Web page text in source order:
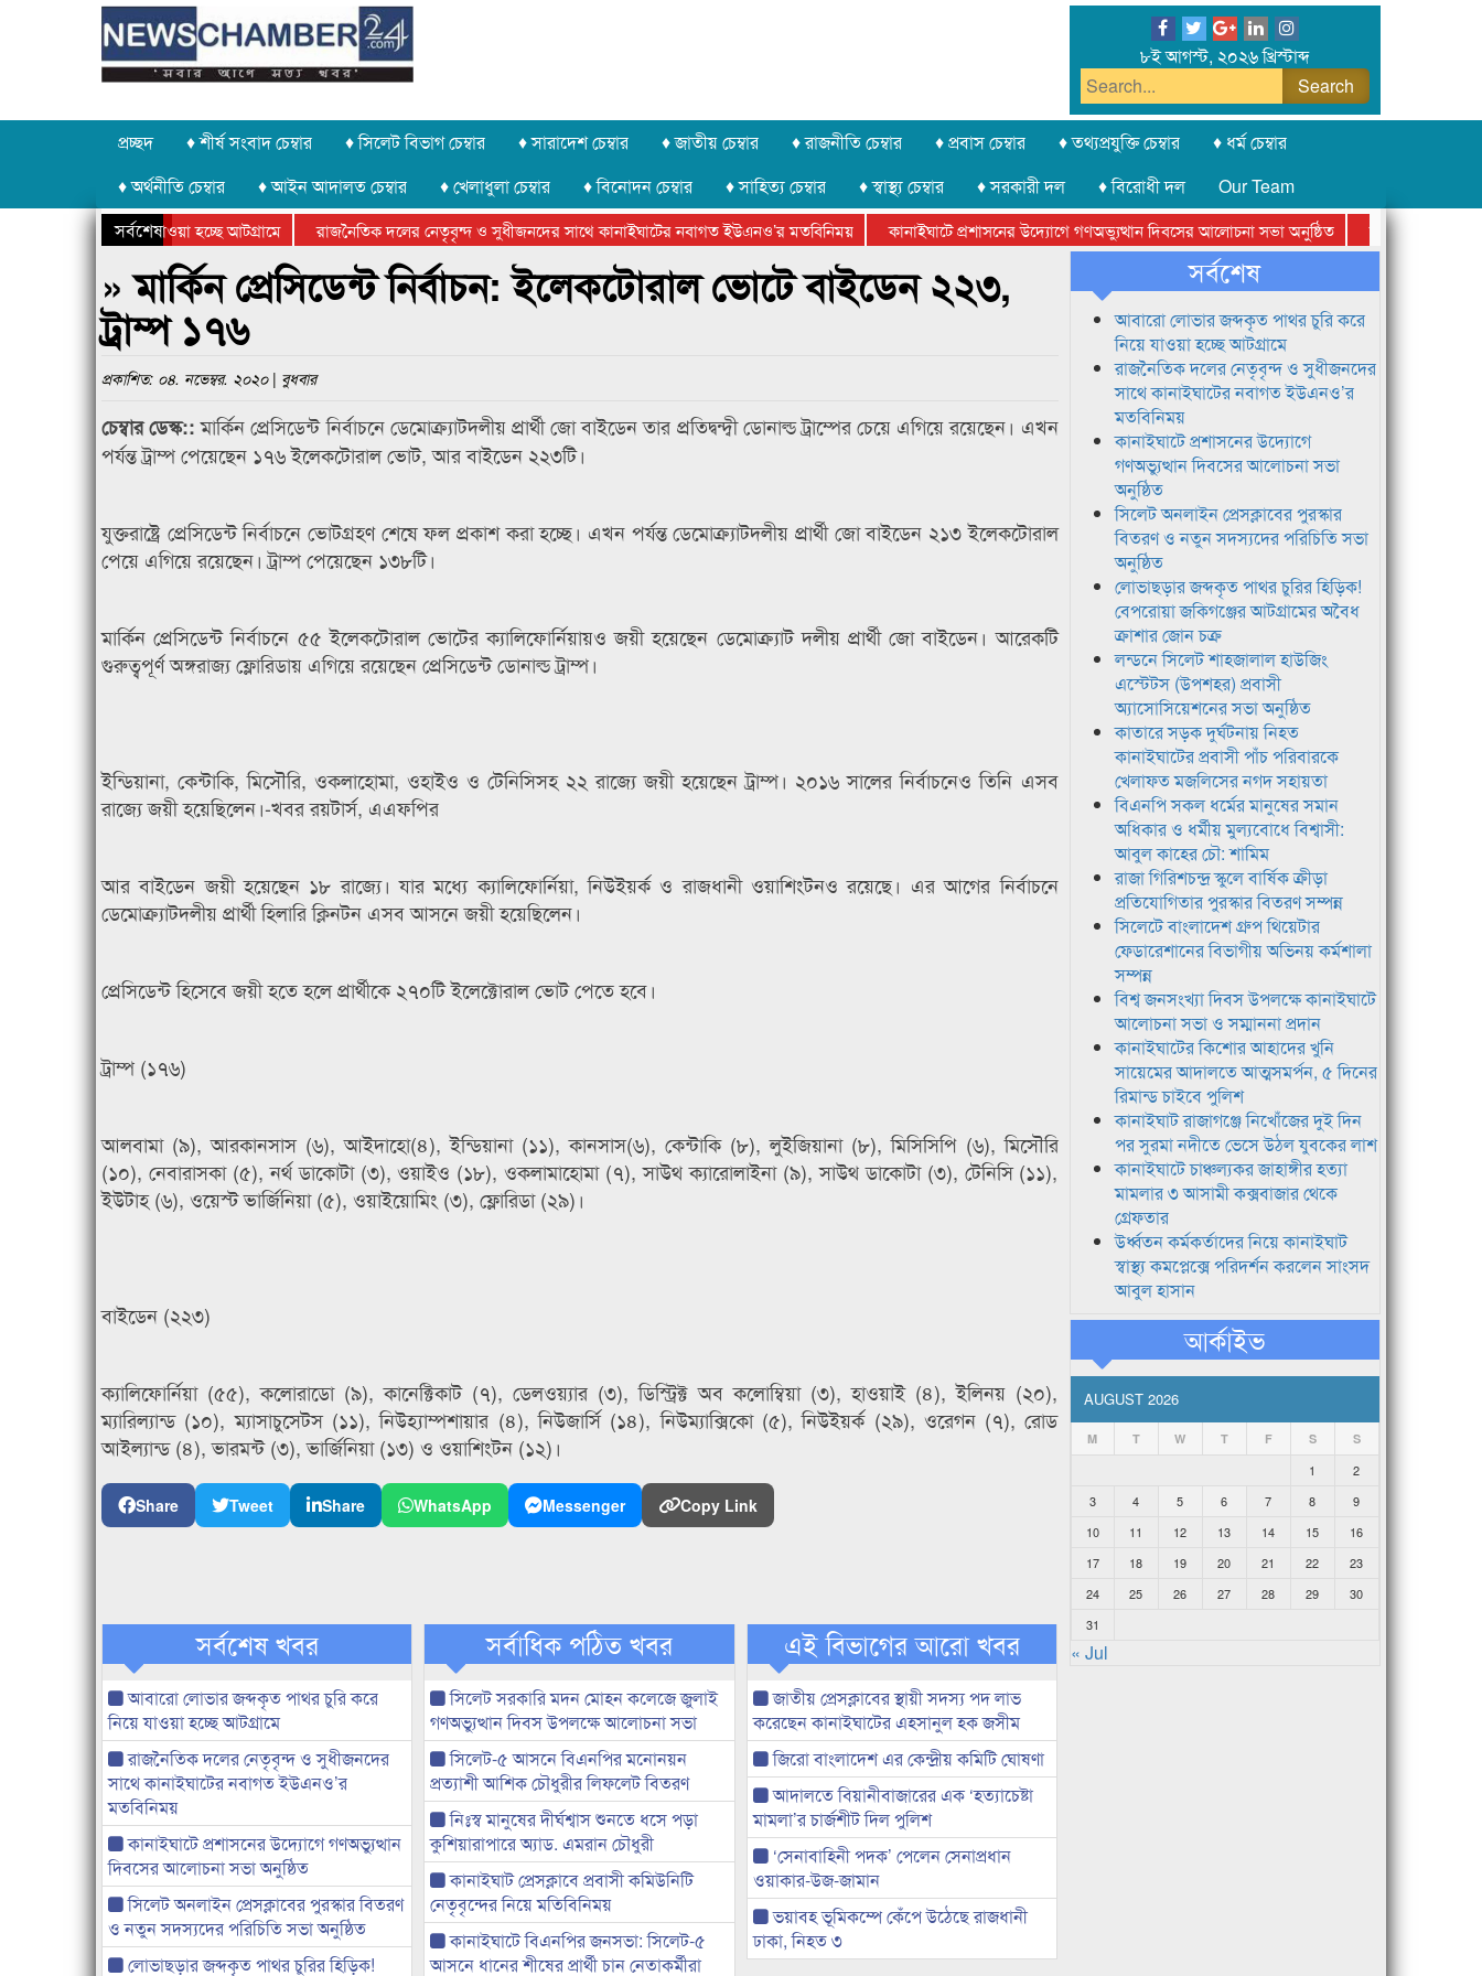
৮ই আগস্ট, ২০২৬ খ্রিস্টাব্দ
প্রচ্ছদ ♦ শীর্ষ সংবাদ চেম্বার ♦ সিলেট বিভাগ চেম্বার ♦ সারাদেশ চেম্বার ♦ জাতীয় চেম্বার ♦ রাজনীতি চেম্বার ♦ প্রবাস চেম্বার ♦ তথ্যপ্রযুক্তি চেম্বার
♦ ধর্ম চেম্বার
♦ অর্থনীতি চেম্বার
♦ আইন আদালত চেম্বার ♦ খেলাধুলা চেম্বার ♦ বিনোদন চেম্বার ♦ সাহিত্য চেম্বার ♦ স্বাস্থ্য চেম্বার ♦ সরকারী দল ♦ বিরোধী দল
Our Team
সর্বশেষ
চুরি করে নিয়ে যাওয়া হচ্ছে আটগ্রামে রাজনৈতিক দলের নেতৃবৃন্দ ও সুধীজনদের সাথে কানাইঘাটের নবাগত ইউএনও’র মতবিনিময় কানাইঘাটে প্রশাসনের উদ্যোগে গণঅভ্যুত্থান দিবসের আলোচনা সভা অনুষ্ঠিত
সিলেট অনলাইন
ক্রীড়া প্রতিযোগিতার পুরস্কার বিতরণ সম্পন্ন
সিলেটে বাংলাদেশ গ্রুপ থিয়েটার ফেডারেশানের বিভাগীয় অভিনয় কর্মশালা সম্পন্ন
» মার্কিন প্রেসিডেন্ট নির্বাচন: ইলেকটোরাল ভোটে বাইডেন ২২৩,
ট্রাম্প ১৭৬
প্রকাশিত: ০৪. নভেম্বর. ২০২০ | বুধবার
চেম্বার ডেস্ক::মার্কিন প্রেসিডেন্ট নির্বাচনে ডেমোক্র্যাটদলীয় প্রার্থী জো বাইডেন তার প্রতিদ্বন্দ্বী ডোনাল্ড ট্রাম্পের চেয়ে এগিয়ে রয়েছেন। এখন
পর্যন্ত ট্রাম্প পেয়েছেন ১৭৬ ইলেকটোরাল ভোট, আর বাইডেন ২২৩টি।
যুক্তরাষ্ট্রে প্রেসিডেন্ট নির্বাচনে ভোটগ্রহণ শেষে ফল প্রকাশ করা হচ্ছে। এখন পর্যন্ত ডেমোক্র্যাটদলীয় প্রার্থী জো বাইডেন ২১৩ ইলেকটোরাল
পেয়ে এগিয়ে রয়েছেন। ট্রাম্প পেয়েছেন ১৩৮টি।
মার্কিন প্রেসিডেন্ট নির্বাচনে ৫৫ ইলেকটোরাল ভোটের ক্যালিফোর্নিয়ায়ও জয়ী হয়েছেন ডেমোক্র্যাট দলীয় প্রার্থী জো বাইডেন। আরেকটি
গুরুত্বপূর্ণ অঙ্গরাজ্য ফ্লোরিডায় এগিয়ে রয়েছেন প্রেসিডেন্ট ডোনাল্ড ট্রাম্প।
ইন্ডিয়ানা, কেন্টাকি, মিসৌরি, ওকলাহোমা, ওহাইও ও টেনিসিসহ ২২ রাজ্যে জয়ী হয়েছেন ট্রাম্প। ২০১৬ সালের নির্বাচনেও তিনি এসব
রাজ্যে জয়ী হয়েছিলেন।-খবর রয়টার্স, এএফপির
আর বাইডেন জয়ী হয়েছেন ১৮ রাজ্যে। যার মধ্যে ক্যালিফোর্নিয়া, নিউইয়র্ক ও রাজধানী ওয়াশিংটনও রয়েছে। এর আগের নির্বাচনে
ডেমোক্র্যাটদলীয় প্রার্থী হিলারি ক্লিনটন এসব আসনে জয়ী হয়েছিলেন।
প্রেসিডেন্ট হিসেবে জয়ী হতে হলে প্রার্থীকে ২৭০টি ইলেক্টোরাল ভোট পেতে হবে।
ট্রাম্প (১৭৬)
আলবামা (৯), আরকানসাস (৬), আইদাহো(৪), ইন্ডিয়ানা (১১), কানসাস(৬), কেন্টাকি (৮), লুইজিয়ানা (৮), মিসিসিপি (৬), মিসৌরি
(১০), নেবারাসকা (৫), নর্থ ডাকোটা (৩), ওয়াইও (১৮), ওকলামাহোমা (৭), সাউথ ক্যারোলাইনা (৯), সাউথ ডাকোটা (৩), টেনিসি (১১),
ইউটাহ (৬), ওয়েস্ট ভার্জিনিয়া (৫), ওয়াইয়োমিং (৩), ফ্লোরিডা (২৯)।
বাইডেন (২২৩)
ক্যালিফোর্নিয়া (৫৫), কলোরাডো (৯), কানেক্টিকাট (৭), ডেলওয়্যার (৩), ডিস্ট্রিক্ট অব কলোম্বিয়া (৩), হাওয়াই (৪), ইলিনয় (২০),
ম্যারিল্যান্ড (১০), ম্যাসাচুসেটস (১১), নিউহ্যাম্পশায়ার (৪), নিউজার্সি (১৪), নিউম্যাক্সিকো (৫), নিউইয়র্ক (২৯), ওরেগন (৭), রোড
আইল্যান্ড (৪), ভারমন্ট (৩), ভার্জিনিয়া (১৩) ও ওয়াশিংটন (১২)।
Share Tweet Share WhatsApp Messenger Copy Link
সর্বশেষ খবর
আবারো লোভার জব্দকৃত পাথর চুরি করে
নিয়ে যাওয়া হচ্ছে আটগ্রামে
রাজনৈতিক দলের নেতৃবৃন্দ ও সুধীজনদের
সাথে কানাইঘাটের নবাগত ইউএনও’র
মতবিনিময়
কানাইঘাটে প্রশাসনের উদ্যোগে গণঅভ্যুত্থান
দিবসের আলোচনা সভা অনুষ্ঠিত
সিলেট অনলাইন প্রেসক্লাবের পুরস্কার বিতরণ
ও নতুন সদস্যদের পরিচিতি সভা অনুষ্ঠিত
লোভাছড়ার জব্দকৃত পাথর চুরির হিড়িক!
সর্বাধিক পঠিত খবর
সিলেট সরকারি মদন মোহন কলেজে জুলাই
গণঅভ্যুত্থান দিবস উপলক্ষে আলোচনা সভা
সিলেট-৫ আসনে বিএনপির মনোনয়ন
প্রত্যাশী আশিক চৌধুরীর লিফলেট বিতরণ
নিঃস্ব মানুষের দীর্ঘশ্বাস শুনতে ধসে পড়া
কুশিয়ারাপারে অ্যাড. এমরান চৌধুরী
কানাইঘাট প্রেসক্লাবে প্রবাসী কমিউনিটি
নেতৃবৃন্দের নিয়ে মতিবিনিময়
কানাইঘাটে বিএনপির জনসভা: সিলেট-৫
আসনে ধানের শীষের প্রার্থী চান নেতাকর্মীরা
এই বিভাগের আরো খবর
জাতীয় প্রেসক্লাবের স্থায়ী সদস্য পদ লাভ
করেছেন কানাইঘাটের এহসানুল হক জসীম
জিরো বাংলাদেশ এর কেন্দ্রীয় কমিটি ঘোষণা
আদালতে বিয়ানীবাজারের এক ‘হত্যাচেষ্টা
মামলা’র চার্জশীট দিল পুলিশ
‘সেনাবাহিনী পদক’ পেলেন সেনাপ্রধান
ওয়াকার-উজ-জামান
ভয়াবহ ভূমিকম্পে কেঁপে উঠেছে রাজধানী
ঢাকা, নিহত ৩
সর্বশেষ
আবারো লোভার জব্দকৃত পাথর চুরি করে
নিয়ে যাওয়া হচ্ছে আটগ্রামে
রাজনৈতিক দলের নেতৃবৃন্দ ও সুধীজনদের
সাথে কানাইঘাটের নবাগত ইউএনও’র
মতবিনিময়
কানাইঘাটে প্রশাসনের উদ্যোগে
গণঅভ্যুত্থান দিবসের আলোচনা সভা
অনুষ্ঠিত
সিলেট অনলাইন প্রেসক্লাবের পুরস্কার
বিতরণ ও নতুন সদস্যদের পরিচিতি সভা
অনুষ্ঠিত
লোভাছড়ার জব্দকৃত পাথর চুরির হিড়িক!
বেপরোয়া জকিগঞ্জের আটগ্রামের অবৈধ
ক্রাশার জোন চক্র
লন্ডনে সিলেট শাহজালাল হাউজিং
এস্টেটস (উপশহর) প্রবাসী
অ্যাসোসিয়েশনের সভা অনুষ্ঠিত
কাতারে সড়ক দুর্ঘটনায় নিহত
কানাইঘাটের প্রবাসী পাঁচ পরিবারকে
খেলাফত মজলিসের নগদ সহায়তা
বিএনপি সকল ধর্মের মানুষের সমান
অধিকার ও ধর্মীয় মুল্যবোধে বিশ্বাসী:
আবুল কাহের চৌ: শামিম
রাজা গিরিশচন্দ্র স্কুলে বার্ষিক ক্রীড়া
প্রতিযোগিতার পুরস্কার বিতরণ সম্পন্ন
সিলেটে বাংলাদেশ গ্রুপ থিয়েটার
ফেডারেশানের বিভাগীয় অভিনয় কর্মশালা
সম্পন্ন
বিশ্ব জনসংখ্যা দিবস উপলক্ষে কানাইঘাটে
আলোচনা সভা ও সম্মাননা প্রদান
কানাইঘাটের কিশোর আহাদের খুনি
সায়েমের আদালতে আত্মসমর্পন, ৫ দিনের
রিমান্ড চাইবে পুলিশ
কানাইঘাট রাজাগঞ্জে নিখোঁজের দুই দিন
পর সুরমা নদীতে ভেসে উঠল যুবকের লাশ
কানাইঘাটে চাঞ্চল্যকর জাহাঙ্গীর হত্যা
মামলার ৩ আসামী কক্সবাজার থেকে
গ্রেফতার
উর্ধ্বতন কর্মকর্তাদের নিয়ে কানাইঘাট
স্বাস্থ্য কমপ্লেক্সে পরিদর্শন করলেন সাংসদ
আবুল হাসান
আর্কাইভ
AUGUST 2026
M T W T F S S
1
2
3
4 5 6 7 8
9
10
11 12 13 14 15
16
17
18 19 20 21 22
23
24
25 26 27 28 29
30
31
« Jul